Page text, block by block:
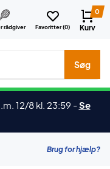
rådgiver Favoritter (0)
0
Kurv
etc.
Søg
12/8 kl. 23:59 -Se
Brug for hjælp?